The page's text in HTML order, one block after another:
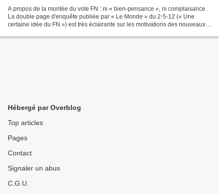
A propos de la montée du vote FN : ni « bien-pensance », ni complaisance .
La double page d'enquête publiée par « Le Monde » du 2-5-12 (« Une
certaine idée du FN ») est très éclairante sur les motivations des nouveaux
Hébergé par Overblog
Top articles
Pages
Contact
Signaler un abus
C.G.U.